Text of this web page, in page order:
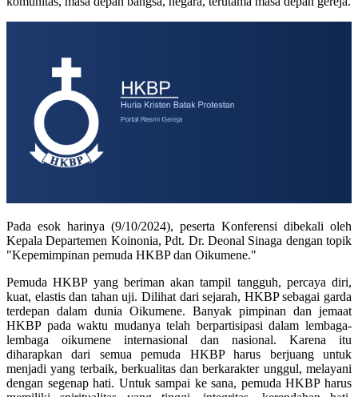
Pada esok harinya (9/10/2024), peserta Konferensi dibekali oleh
Kepala Departemen Koinonia, Pdt. Dr. Deonal Sinaga dengan topik
"Kepemimpinan pemuda HKBP dan Oikumene."
Pemuda HKBP yang beriman akan tampil tangguh, percaya diri,
kuat, elastis dan tahan uji. Dilihat dari sejarah, HKBP sebagai garda
terdepan dalam dunia Oikumene. Banyak pimpinan dan jemaat
HKBP pada waktu mudanya telah berpartisipasi dalam lembaga-
lembaga oikumene internasional dan nasional. Karena itu
diharapkan dari semua pemuda HKBP harus berjuang untuk
menjadi yang terbaik, berkualitas dan berkarakter unggul, melayani
dengan segenap hati. Untuk sampai ke sana, pemuda HKBP harus